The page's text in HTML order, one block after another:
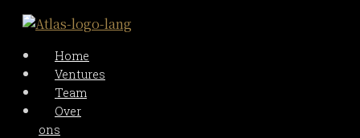
Home
Ventures
Team
Over
ons